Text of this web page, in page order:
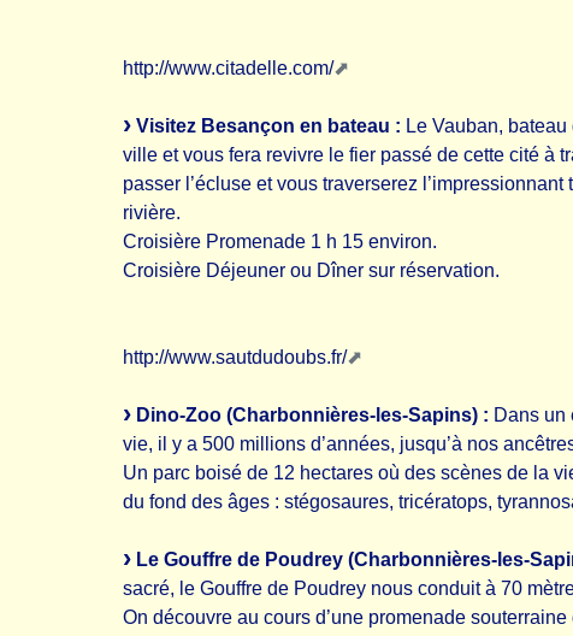
http://www.citadelle.com/
Visitez Besançon en bateau : Le Vauban,
ville et vous fera revivre le fier passé de cette cité à
passer l’écluse et vous traverserez
rivière.
Croisière Promenade 1 h 15 environ.
Croisière Déjeuner ou Dîner sur réservation.
http://www.sautdudoubs.fr/
Dino-Zoo (Charbonnières-les-Sapins) : Dans un
vie, il y a 500 millions d’années, jusqu’à nos
Un parc boisé de 12 hectares où des scènes de la
du fond des âges : stégosaures, tricératops,
Le Gouffre de Poudrey (Charbonnières-les-
sacré, le Gouffre de Poudrey nous conduit à 70
On découvre au cours d’une promenade